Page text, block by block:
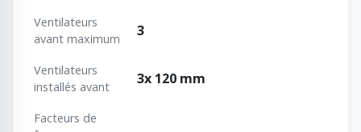
Ventilateurs
avant maximum
3
Ventilateurs
installés avant
3x 120 mm
Facteurs de